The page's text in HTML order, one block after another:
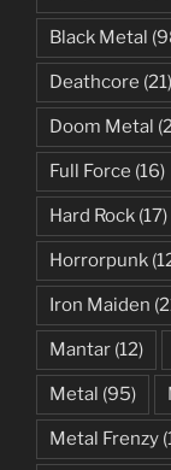
Black Metal
Deathcore (21)
Doom Metal
Full Force (16)
Hard Rock (17)
Horrorpunk
Iron Maiden
Mantar (12)
Metal (95)
Metal Frenzy